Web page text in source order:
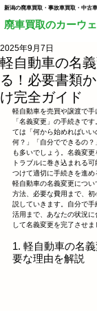
廃車買取のカーウ
新潟の廃車買取・事故車買取・中古
軽自動車の名
る！必要書類
け完全ガイド
2025年9月7日
軽自動車を売買や譲渡で
「名義変更」の手続きで
ては「何から始めればい
何？」「自分でできるの
も多いでしょう。名義変
トラブルに巻き込まれる
つけて適切に手続きを進め
軽自動車の名義変更につ
方法、必要な費用まで、
説していきます。自分で
活用まで、あなたの状況
して名義変更を完了させま
1. 軽自動車の名
要な理由を解説